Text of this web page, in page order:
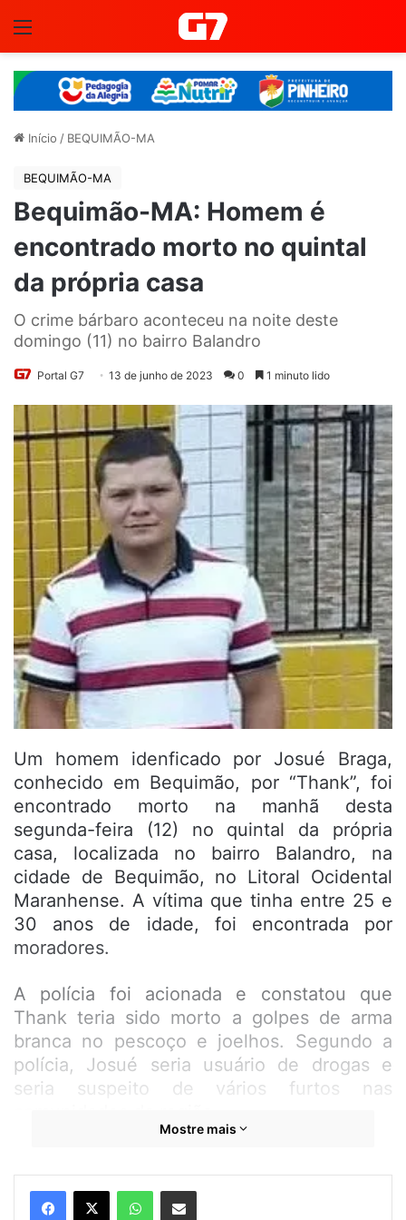
Início / BEQUIMÃO-MA
BEQUIMÃO-MA
Bequimão-MA: Homem é
encontrado morto no quintal
da própria casa
O crime bárbaro aconteceu na noite deste
domingo (11) no bairro Balandro
Portal G7 13 de junho de 2023 0 1 minuto lido
Um homem idenficado por Josué Braga,
conhecido em Bequimão, por “Thank”, foi
encontrado morto na manhã desta
segunda-feira (12) no quintal da própria
casa, localizada no bairro Balandro, na
cidade de Bequimão, no Litoral Ocidental
Maranhense. A vítima que tinha entre 25 e
30 anos de idade, foi encontrada por
moradores.
A polícia foi acionada e constatou que
Thank teria sido morto a golpes de arma
branca no pescoço e joelhos. Segundo a
polícia, Josué seria usuário de drogas e
seria suspeito de vários furtos nas
Mostre mais